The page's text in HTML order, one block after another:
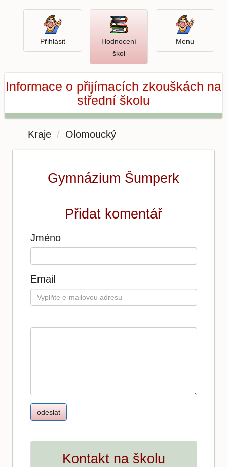
Menu
Hodnocení
školOtevři
hodnocení
PřihlásitPřihlásit
Informace o přijímacích zkouškách na
střední školu
Kraje Olomoucký
Gymnázium Šumperk
Přidat komentář
Jméno
Email
Kontakt na školu